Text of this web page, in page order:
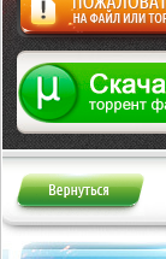
Жалоба